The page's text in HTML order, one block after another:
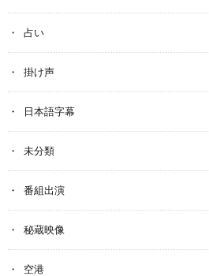
占い
掛け声
日本語字幕
未分類
番組出演
秘蔵映像
空港